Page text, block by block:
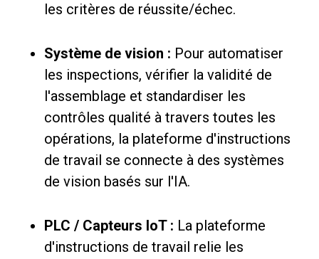
les critères de réussite/échec.
Système de vision : Pour automatiser
les inspections, vérifier la validité de
l'assemblage et standardiser les
contrôles qualité à travers toutes les
opérations, la plateforme d'instructions
de travail se connecte à des systèmes
de vision basés sur l'IA.
PLC / Capteurs IoT : La plateforme
d'instructions de travail relie les